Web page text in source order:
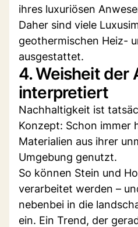
ihres luxuriösen
Daher sind viele
geothermischen Heiz-
ausgestattet.
4. Weisheit der
interpretiert
Nachhaltigkeit ist
Konzept: Schon immer
Materialien aus ihrer
Umgebung genutzt.
So können Stein und
verarbeitet werden –
nebenbei in die
ein. Ein Trend, der